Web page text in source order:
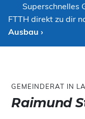
Superschnelles
FTTH direkt zu dir
Ausbau ›
GEMEINDERAT IN
Raimund